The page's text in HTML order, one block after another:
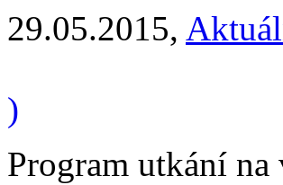
29.05.2015,
)
Program utkání